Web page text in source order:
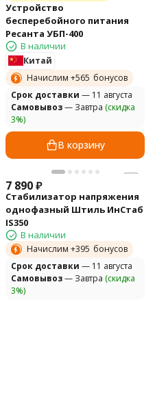
Устройство
бесперебойного питания
Ресанта УБП-400
В наличии
Китай
Начислим +565 бонусов
Cрок доставки — 11 августа
Самовывоз— Завтра (скидка
3%)
В корзину
7 890₽
Стабилизатор напряжения
однофазный Штиль ИнСтаб
IS350
В наличии
Начислим +395 бонусов
Cрок доставки — 11 августа
Самовывоз— Завтра (скидка
3%)